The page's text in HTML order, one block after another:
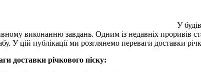
У
виконанню завдань. Одним із недавніх проривів
У цій публікації ми розглянемо переваги доставки
доставки річкового піску: